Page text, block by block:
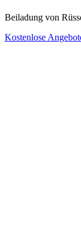
Beiladung von
Kostenlose